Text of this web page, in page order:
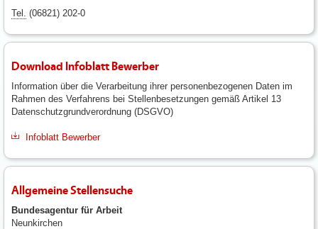
Tel. (06821) 202-0
Download Infoblatt Bewerber
Information über die Verarbeitung ihrer personenbezogenen Daten im
Rahmen des Verfahrens bei Stellenbesetzungen gemäß Artikel 13
Datenschutzgrundverordnung (DSGVO)
Infoblatt Bewerber
Allgemeine Stellensuche
Bundesagentur für Arbeit
Neunkirchen